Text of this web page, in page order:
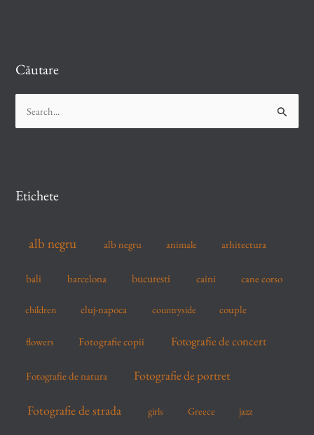
Căutare
e
h
Etichete
alb negru alb negru animale arhitectura
bali barcelona bucuresti caini cane corso
children cluj-napoca countryside couple
flowers Fotografie copii Fotografie de concert
Fotografie de natura Fotografie de portret
Fotografie de strada girls Greece jazz